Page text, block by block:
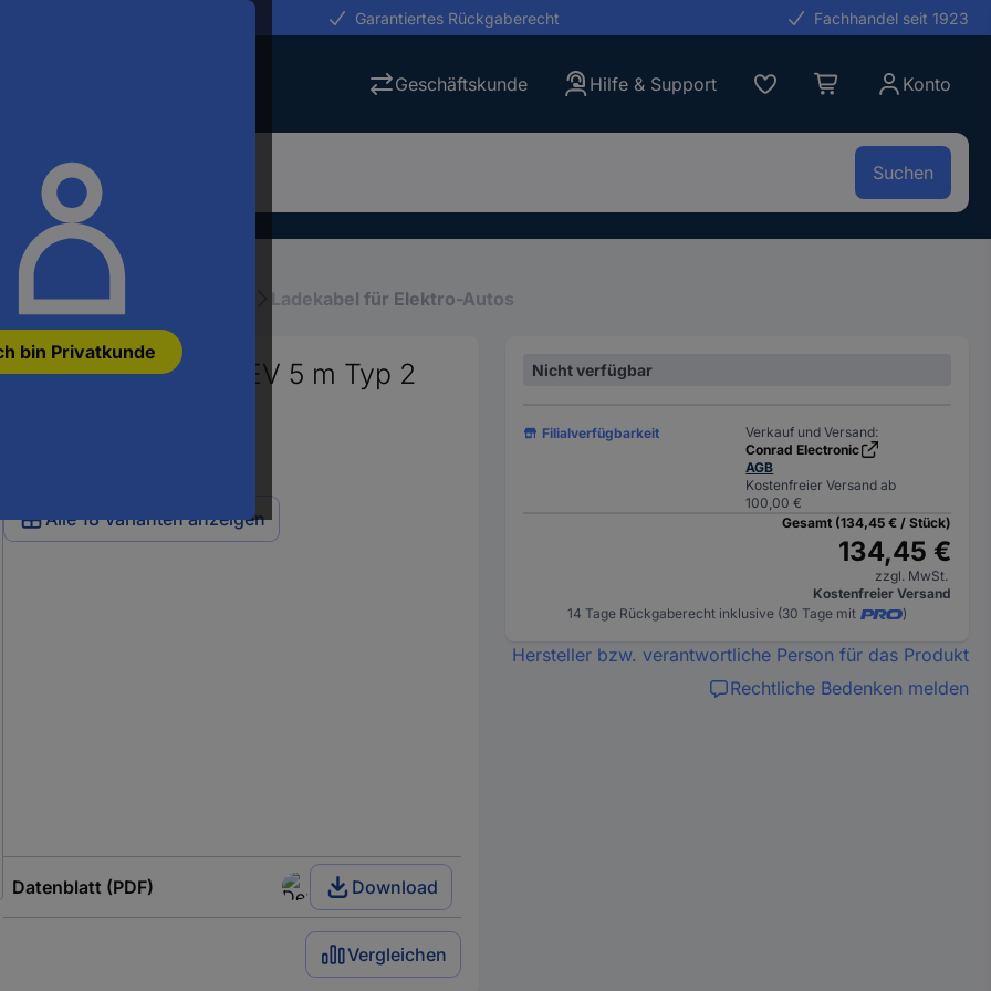
bin Privatkunde
Garantiertes Rückgaberecht Fachhandel seit 1923
Geschäftskunde Hilfe & Support Konto
Suchen
eMobility Ladetechnik Ladekabel für Elektro-Autos
Elektroautos & PHEV 5 m Typ 2
Alle 18 Varianten anzeigen
Datenblatt (PDF) Download
Vergleichen
Nicht verfügbar
Filialverfügbarkeit
Verkauf und Versand:
Conrad Electronic
AGB
Kostenfreier Versand ab
100,00 €
Gesamt (134,45 € / Stück)
134,45 €
zzgl. MwSt.
Kostenfreier Versand
14 Tage Rückgaberecht inklusive (30 Tage mit
)
Hersteller bzw. verantwortliche Person für das Produkt
Rechtliche Bedenken melden